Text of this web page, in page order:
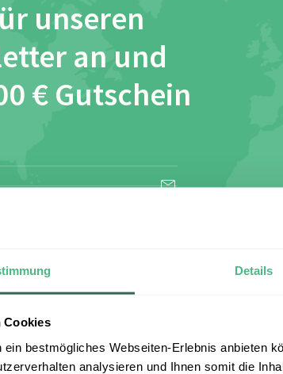
Details
Cookies
ein bestmögliches Webseiten-Erlebnis anbieten
analysieren und Ihnen somit die
unseren
an und
€ Gutschein